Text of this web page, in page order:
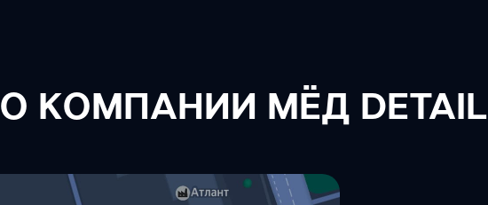
О КОМПАНИИ МЁД DETAIL